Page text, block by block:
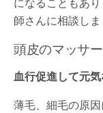
師さんに相談しま
頭皮のマッサ
血行促進して元
薄毛、細毛の原